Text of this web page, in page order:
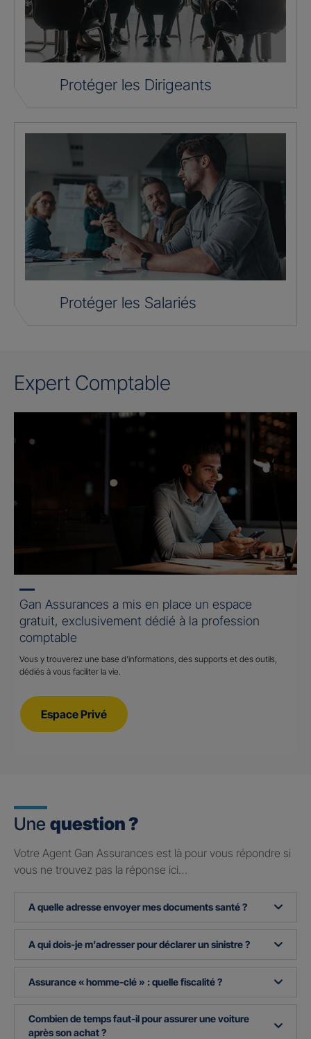
Protéger les Dirigeants
Protéger les Salariés
Expert Comptable
Gan Assurances a mis en place un espace
gratuit, exclusivement dédié à la profession
comptable
Vous y trouverez une base d’informations, des supports et des outils,
dédiés à vous faciliter la vie.
Espace Privé
Une question ?
Votre Agent Gan Assurances est là pour vous répondre si
vous ne trouvez pas la réponse ici…
A quelle adresse envoyer mes documents santé ?
A qui dois-je m’adresser pour déclarer un sinistre ?
Assurance « homme-clé » : quelle fiscalité ?
Combien de temps faut-il pour assurer une voiture
après son achat ?